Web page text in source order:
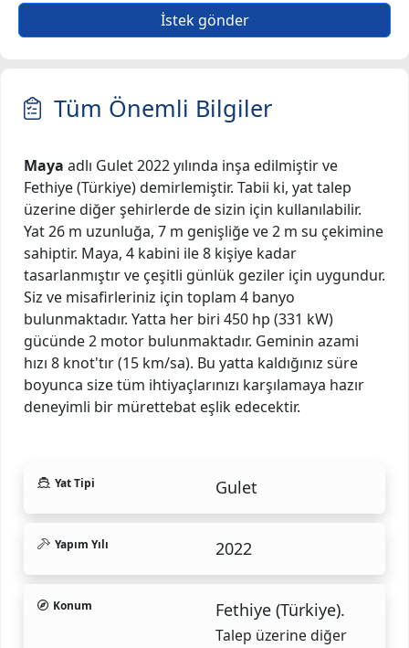
İstek gönder
Tüm Önemli Bilgiler
Maya adlı Gulet 2022 yılında inşa edilmiştir ve
Fethiye (Türkiye) demirlemiştir. Tabii ki, yat talep
üzerine diğer şehirlerde de sizin için kullanılabilir.
Yat 26 m uzunluğa, 7 m genişliğe ve 2 m su çekimine
sahiptir. Maya, 4 kabini ile 8 kişiye kadar
tasarlanmıştır ve çeşitli günlük geziler için uygundur.
Siz ve misafirleriniz için toplam 4 banyo
bulunmaktadır. Yatta her biri 450 hp (331 kW)
gücünde 2 motor bulunmaktadır. Geminin azami
hızı 8 knot'tır (15 km/sa). Bu yatta kaldığınız süre
boyunca size tüm ihtiyaçlarınızı karşılamaya hazır
deneyimli bir mürettebat eşlik edecektir.
Yat Tipi Gulet
Yapım Yılı 2022
Konum Fethiye (Türkiye).
Talep üzerine diğer